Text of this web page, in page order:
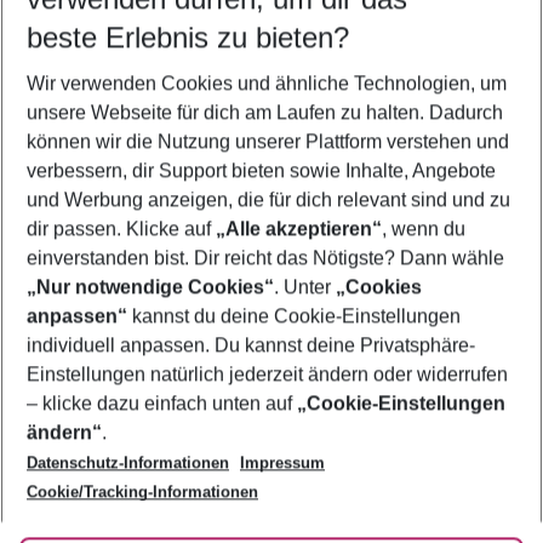
5-8 Nächte
2 Erwachsene Keine Kinder
Mehr Filter anzeigen
Footer
Footer navigation
Über uns
AGB
Bestpreisgarantie
Cookie-Einstellungen ändern
Cookie-Richtlinie
Agenturbetreuung
Barrierefreies Reisen
Folge uns
beste Erlebnis zu bieten?
Wir verwenden Cookies und ähnliche Technologien, um
unsere Webseite für dich am Laufen zu halten. Dadurch
können wir die Nutzung unserer Plattform verstehen und
verbessern, dir Support bieten sowie Inhalte, Angebote
und Werbung anzeigen, die für dich relevant sind und zu
dir passen. Klicke auf „Alle akzeptieren“, wenn du
einverstanden bist. Dir reicht das Nötigste? Dann wähle
„Nur notwendige Cookies“. Unter „Cookies
anpassen“ kannst du deine Cookie-Einstellungen
individuell anpassen. Du kannst deine Privatsphäre-
Einstellungen natürlich jederzeit ändern oder widerrufen
– klicke dazu einfach unten auf „Cookie-Einstellungen
ändern“.
Datenschutz-Informationen
Impressum
Cookie/Tracking-Informationen